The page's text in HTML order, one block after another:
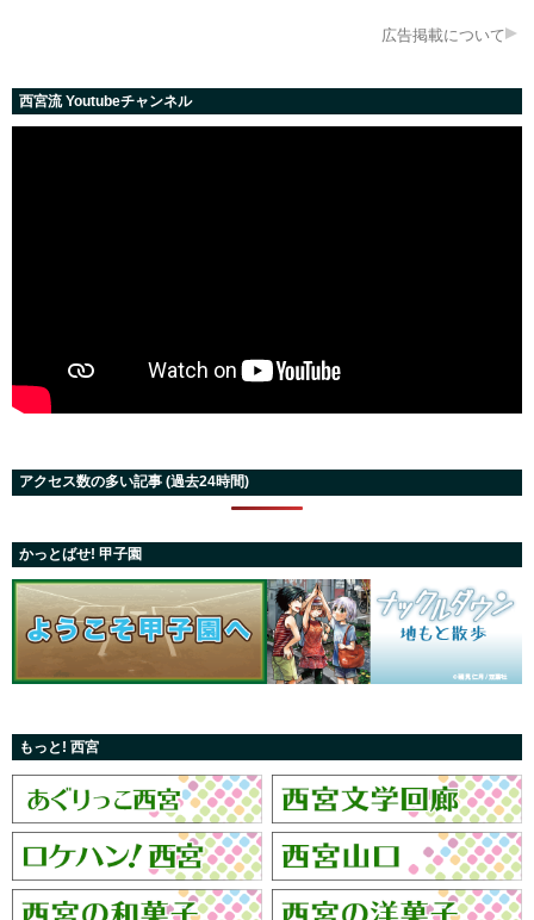
広告掲載について
西宮流 Youtubeチャンネル
アクセス数の多い記事 (過去24時間)
かっとばせ! 甲子園
もっと! 西宮